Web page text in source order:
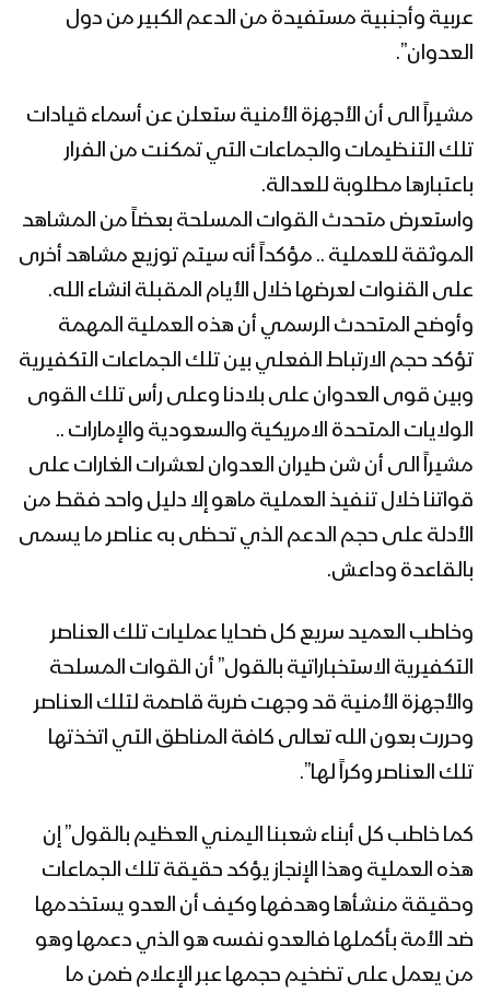
وردمان
البيضاء – ملخص مشاهد تطهير الجيش
واللجان مديرية قانية وصولاً إلى نقيل
الرخيم بمأرب
البيضاء – المشاهد الكاملة لتطهير الجيش
واللجان الشعبية مديرية قانية وصولاً إلى
نقيل الرخيم بمأرب
إيجاز صحفي لمتحدث القوات المسلحة عن
ضبط أسلحة نوعية وكميات كبيرة من
الذخائر بعد وأد الفتنة في مديرية ردمان
بمحافظة البيضاء
على مواقع المنافقين أعقبها صد زحف
في جبهة قانية
البيضاء – عملية هجومية على مواقع
المنافقين أعقبها صد زحف في جبهة قانية
البيضاء – ملخص مشاهد إستعادة عدة
مواقع استراتيجية مطلة على سوق قانية
البيضاء – إستعادة عدة مواقع إستراتيجية
مطلة على سوق قانية
عربية وأجنبية مستفيدة من الدعم الكبير من دول
العدوان”.
مشيراً الى أن الأجهزة الأمنية ستعلن عن أسماء قيادات
تلك التنظيمات والجماعات التي تمكنت من الفرار
باعتبارها مطلوبة للعدالة.
واستعرض متحدث القوات المسلحة بعضاً من المشاهد
الموثقة للعملية .. مؤكداً أنه سيتم توزيع مشاهد أخرى
على القنوات لعرضها خلال الأيام المقبلة انشاء الله.
وأوضح المتحدث الرسمي أن هذه العملية المهمة
تؤكد حجم الارتباط الفعلي بين تلك الجماعات التكفيرية
وبين قوى العدوان على بلادنا وعلى رأس تلك القوى
الولايات المتحدة الامريكية والسعودية والإمارات ..
مشيراً الى أن شن طيران العدوان لعشرات الغارات على
قواتنا خلال تنفيذ العملية ماهو إلا دليل واحد فقط من
الأدلة على حجم الدعم الذي تحظى به عناصر ما يسمى
بالقاعدة وداعش.
وخاطب العميد سريع كل ضحايا عمليات تلك العناصر
التكفيرية الاستخباراتية بالقول” أن القوات المسلحة
والأجهزة الأمنية قد وجهت ضربة قاصمة لتلك العناصر
وحررت بعون الله تعالى كافة المناطق التي اتخذتها
تلك العناصر وكراً لها”.
كما خاطب كل أبناء شعبنا اليمني العظيم بالقول” إن
هذه العملية وهذا الإنجاز يؤكد حقيقة تلك الجماعات
وحقيقة منشأها وهدفها وكيف أن العدو يستخدمها
ضد الأمة بأكملها فالعدو نفسه هو الذي دعمها وهو
من يعمل على تضخيم حجمها عبر الإعلام ضمن ما